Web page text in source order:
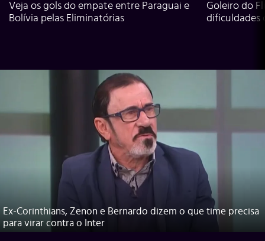
Veja os gols do empate entre Paraguai e
Bolívia pelas Eliminatórias
Goleiro do
dificuldades
Ex-Corinthians, Zenon e Bernardo dizem o que time precisa
para virar contra o Inter